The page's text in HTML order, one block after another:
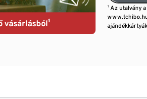
vásárlásból¹
¹ Az utalvány